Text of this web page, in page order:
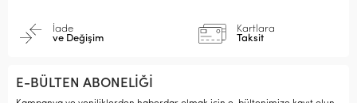
İade
ve Değişim
Kartlara
Taksit
E-BÜLTEN ABONELİĞİ